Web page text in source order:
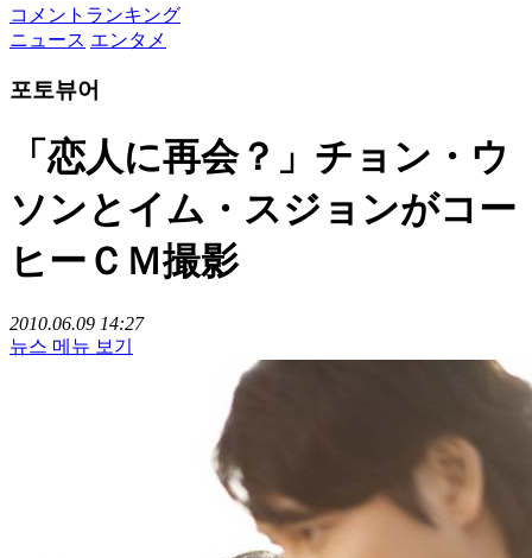
コメントランキング
ニュース エンタメ
포토뷰어
「恋人に再会？」チョン・ウ
ソンとイム・スジョンがコー
ヒーＣＭ撮影
2010.06.09 14:27
뉴스 메뉴 보기